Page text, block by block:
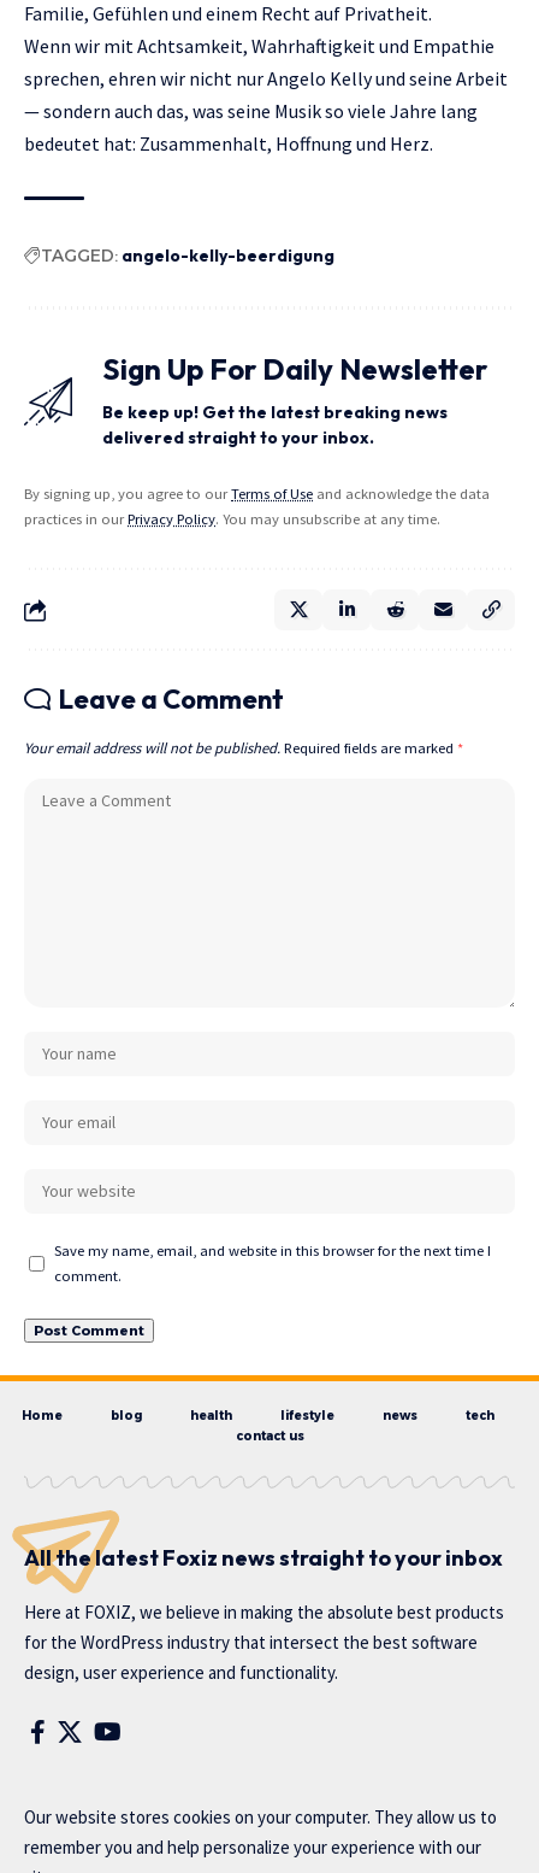
Familie, Gefühlen und einem Recht auf Privatheit.
Wenn wir mit Achtsamkeit, Wahrhaftigkeit und Empathie
sprechen, ehren wir nicht nur Angelo Kelly und seine Arbeit
— sondern auch das, was seine Musik so viele Jahre lang
bedeutet hat: Zusammenhalt, Hoffnung und Herz.
TAGGED: angelo-kelly-beerdigung
Sign Up For Daily Newsletter
Be keep up! Get the latest breaking news
delivered straight to your inbox.
By signing up, you agree to ourTerms of Use and acknowledge the data
practices in ourPrivacy Policy. You may unsubscribe at any time.
Leave a Comment
Your email address will not be published. Required fields are marked *
Save my name, email, and website in this browser for the next time I
comment.
Home blog health lifestyle news
tech
contact us
All the latest Foxiz news straight to your inbox
Here at FOXIZ, we believe in making the absolute best products
for the WordPress industry that intersect the best software
design, user experience and functionality.
Our website stores cookies on your computer. They allow us to
remember you and help personalize your experience with our